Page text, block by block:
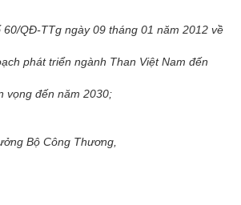
60/QĐ-TTg ngày 09 tháng 01 năm 2012 về
phát triển ngành Than Việt Nam đến
vọng đến năm 2030;
Bộ Công Thương,